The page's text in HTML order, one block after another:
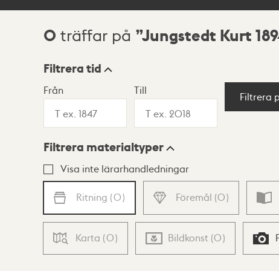
Sökresultat
0 träffar på Jungstedt Kurt
Visningsläge
Lista Karta
Filtrera tid
Från Till
Filtrera
Filtrera materialtyper
Visa inte lärarhandledningar
Ritning (0) Föremål (0)
Karta (0) Bildkonst (0)